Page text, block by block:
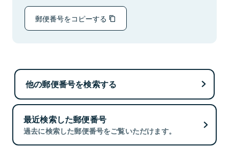
郵便番号をコピーする
他の郵便番号を検索する
最近検索した郵便番号
過去に検索した郵便番号をご覧いただけます。